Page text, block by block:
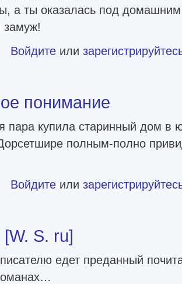
а ты оказалась под
замуж!
Выйти замуж за некроманта
Войдите или
понимание
пара купила старинный дом в
полным-полно
Запоздалое понимание
Войдите или
S. ru]
едет преданный